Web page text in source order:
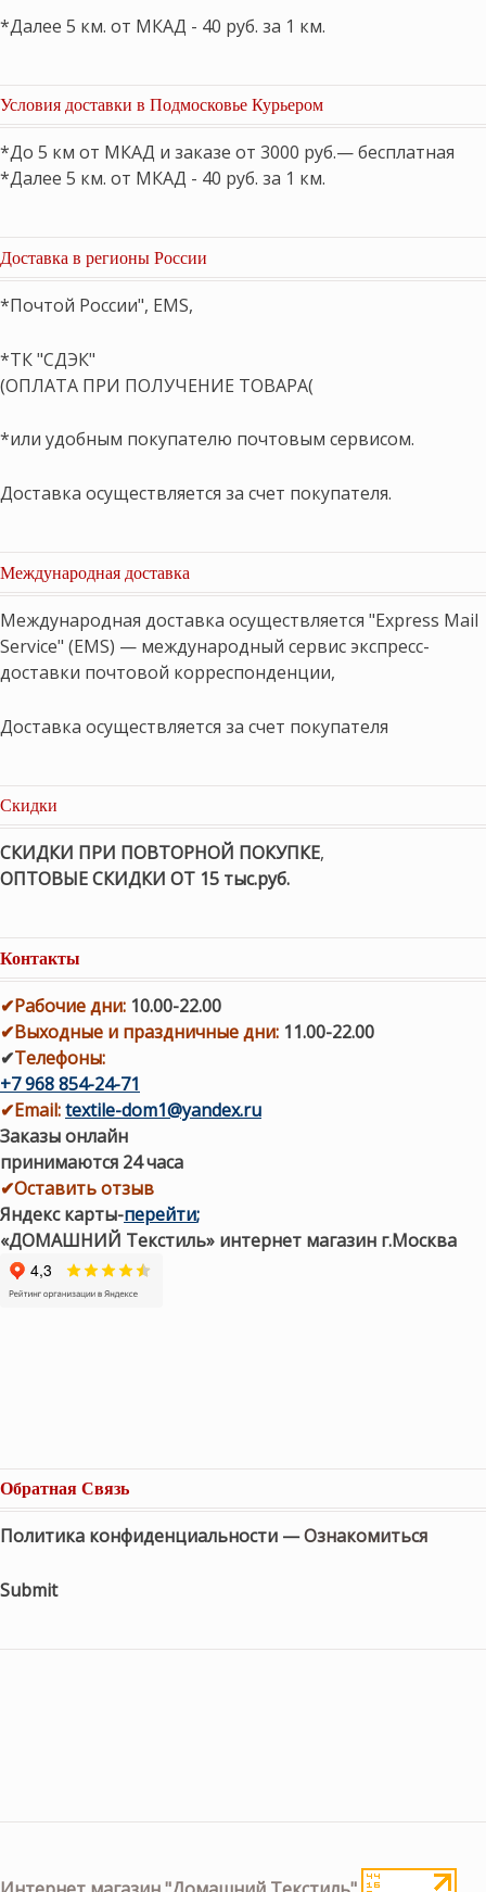
*Далее 5 км. от МКАД - 40 руб. за 1 км.
Условия доставки в Подмосковье Курьером
*До 5 км от МКАД и заказе от 3000 руб.— бесплатная
*Далее 5 км. от МКАД - 40 руб. за 1 км.
Доставка в регионы России
*Почтой России", EMS,
*ТК "СДЭК"
(ОПЛАТА ПРИ ПОЛУЧЕНИЕ ТОВАРА(
*или удобным покупателю почтовым сервисом.
Доставка осуществляется за счет покупателя.
Международная доставка
Международная доставка осуществляется "Express Mail
Service" (EMS) — международный сервис экспресс-
доставки почтовой корреспонденции,
Доставка осуществляется за счет покупателя
Скидки
СКИДКИ ПРИ ПОВТОРНОЙ ПОКУПКЕ,
ОПТОВЫЕ СКИДКИ ОТ 15 тыс.руб.
Контакты
✔Рабочие дни: 10.00-22.00
✔Выходные и праздничные дни: 11.00-22.00
✔Телефоны:
+7 968 854-24-71
✔Email:textile-dom1@yandex.ru
Заказы онлайн
принимаются 24 часа
✔Оставить отзыв
Яндекс карты-перейти;
«ДОМАШНИЙ Текстиль» интернет магазин г.Москва
Обратная Связь
Политика конфиденциальности —Ознакомиться
Submit